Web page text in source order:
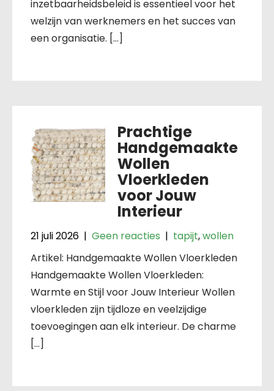
inzetbaarheidsbeleid is essentieel voor het
welzijn van werknemers en het succes van
een organisatie. […]
Prachtige
Handgemaakte
Wollen
Vloerkleden
voor Jouw
Interieur
21 juli 2026 | Geen reacties | tapijt,wollen
Artikel: Handgemaakte Wollen Vloerkleden
Handgemaakte Wollen Vloerkleden:
Warmte en Stijl voor Jouw Interieur Wollen
vloerkleden zijn tijdloze en veelzijdige
toevoegingen aan elk interieur. De charme
[…]